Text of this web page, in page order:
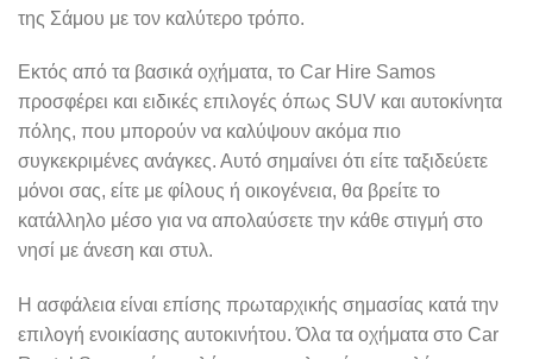
της Σάμου με τον καλύτερο τρόπο.
Εκτός από τα βασικά οχήματα, το Car Hire Samos
προσφέρει και ειδικές επιλογές όπως SUV και αυτοκίνητα
πόλης, που μπορούν να καλύψουν ακόμα πιο
συγκεκριμένες ανάγκες. Αυτό σημαίνει ότι είτε ταξιδεύετε
μόνοι σας, είτε με φίλους ή οικογένεια, θα βρείτε το
κατάλληλο μέσο για να απολαύσετε την κάθε στιγμή στο
νησί με άνεση και στυλ.
Η ασφάλεια είναι επίσης πρωταρχικής σημασίας κατά την
επιλογή ενοικίασης αυτοκινήτου. Όλα τα οχήματα στο Car